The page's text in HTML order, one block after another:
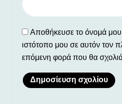
Αποθήκευσε το όνομά
ιστότοπο μου σε αυτόν τον
επόμενη φορά που θα